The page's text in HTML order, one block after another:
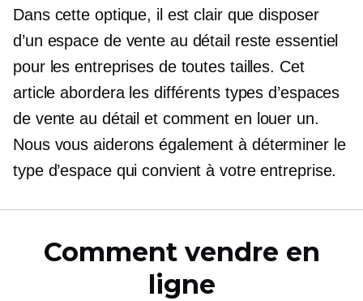
Dans cette optique, il est clair que disposer
d’un espace de vente au détail reste essentiel
pour les entreprises de toutes tailles. Cet
article abordera les différents types d’espaces
de vente au détail et comment en louer un.
Nous vous aiderons également à déterminer le
type d’espace qui convient à votre entreprise.
Comment vendre en
ligne